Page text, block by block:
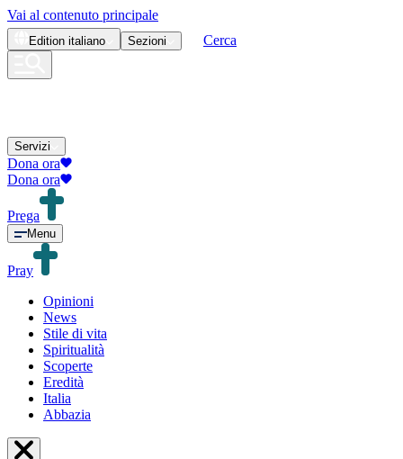
Vai al contenuto principale
Edition italiano Sezioni Cerca
Servizi
Dona ora
Dona ora
Prega
Menu
Pray
Opinioni
News
Stile di vita
Spiritualità
Scoperte
Eredità
Italia
Abbazia